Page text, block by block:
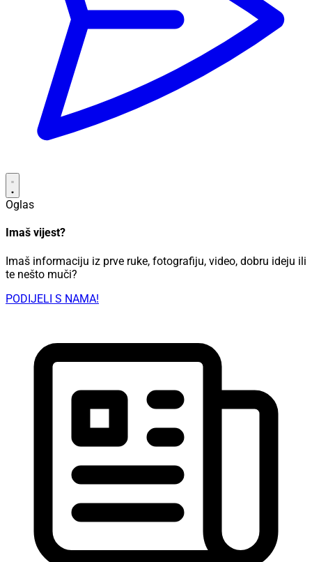
Oglas
Imaš vijest?
Imaš informaciju iz prve ruke, fotografiju, video, dobru ideju ili
te nešto muči?
PODIJELI S NAMA!